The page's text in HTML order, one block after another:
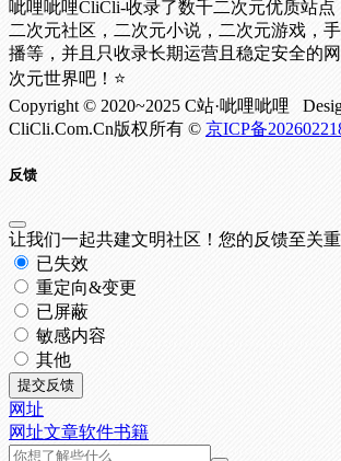
呲哩呲哩CliCli-收录了数千二次元优质站点
二次元社区，二次元小说，二次元游戏，
播等，并且只收录长期运营且稳定安全的
次元世界吧！⭐
Copyright © 2020~2025 C站·呲哩呲哩
CliCli.Com.Cn版权所有 © 京ICP备
反馈
让我们一起共建文明社区！您的反馈至关重
已失效
重定向&变更
已屏蔽
敏感内容
其他
提交反馈
网址
网址文章软件书籍